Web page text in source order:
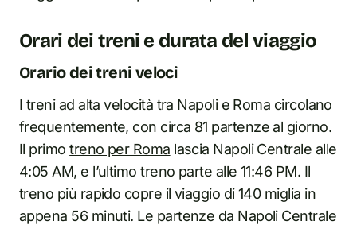
Orari dei treni e durata del viaggio
Orario dei treni veloci
I treni ad alta velocità tra Napoli e Roma circolano
frequentemente, con circa 81 partenze al giorno.
Il primotreno per Roma lascia Napoli Centrale alle
4:05 AM, e l’ultimo treno parte alle 11:46 PM. Il
treno più rapido copre il viaggio di 140 miglia in
appena 56 minuti. Le partenze da Napoli Centrale